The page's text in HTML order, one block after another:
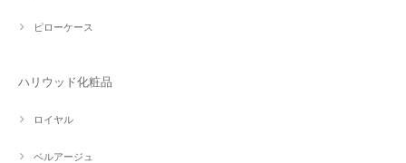
ピローケース
ハリウッド化粧品
ロイヤル
ベルアージュ